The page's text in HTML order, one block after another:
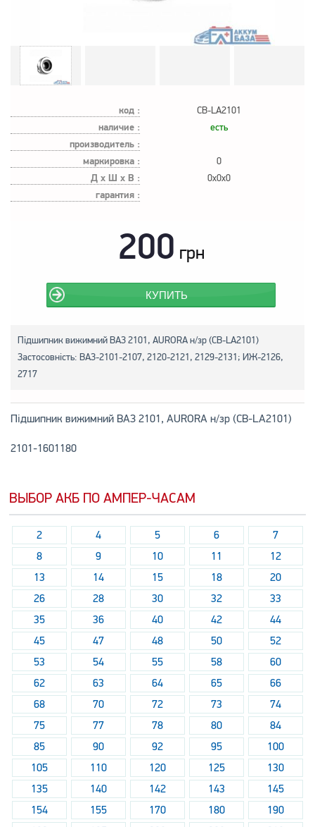
код : CB-LA2101
наличие : есть
производитель :
маркировка :
0
Д х Ш х В : 0x0x0
гарантия :
200 грн
КУПИТЬ
Підшипник вижимний ВАЗ 2101, AURORA н/зр (CB-LA2101)
Застосовність: ВАЗ-2101-2107, 2120-2121, 2129-2131; ИЖ-2126,
2717
Підшипник вижимний ВАЗ 2101, AURORA н/зр (CB-LA2101)
2101-1601180
ВЫБОР АКБ ПО АМПЕР-ЧАСАМ
2 4 5 6
7
8
9 10 11
12
13
14 15 18
20
26
28 30 32
33
35
36 40 42
44
45
47 48 50
52
53
54 55 58
60
62
63 64 65
66
68
70 72 73
74
75
77 78 80
84
85
90 92 95
100
105
110 120 125
130
135
140 142 143
145
154
155 170 180
190